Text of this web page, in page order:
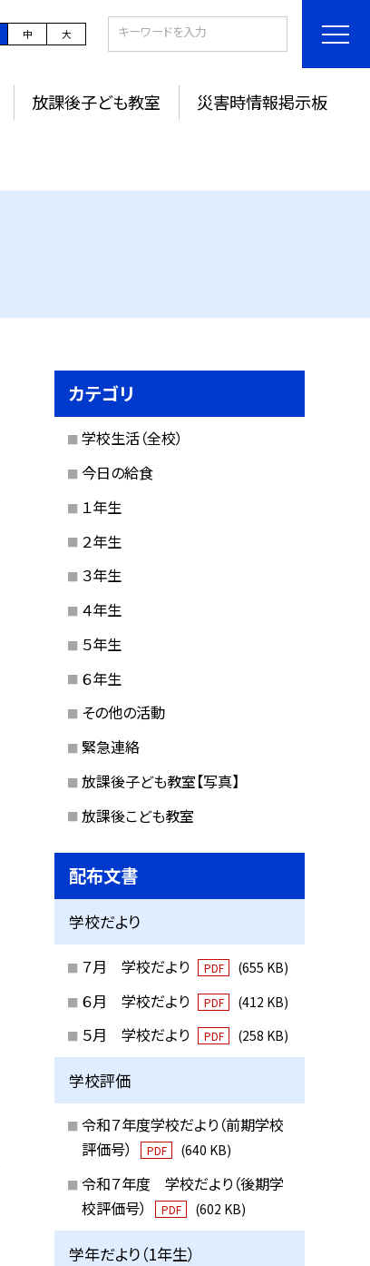
中 大
放課後子ども教室 災害時情報掲示板
カテゴリ
学校生活（全校）
今日の給食
１年生
２年生
３年生
４年生
５年生
６年生
その他の活動
緊急連絡
放課後子ども教室【写真】
放課後こども教室
配布文書
学校だより
７月 学校だより PDF (655 KB)
６月 学校だより PDF (412 KB)
５月 学校だより PDF (258 KB)
学校評価
令和７年度学校だより（前期学校
評価号）
PDF (640 KB)
令和７年度 学校だより（後期学
校評価号）
PDF (602 KB)
学年だより（1年生）